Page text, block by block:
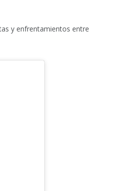
y enfrentamientos entre